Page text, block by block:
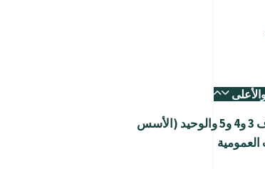
مقرر في منح ترخيص يؤهل مقاولات البناء والأشغال العمومية في الأصناف 3 و4 و5 والوحيد (الأسس